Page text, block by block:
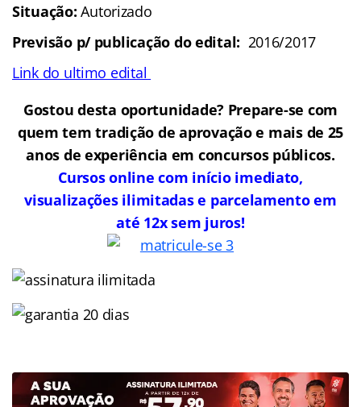
Situação:Autorizado
Previsão p/ publicação do edital: 2016/2017
Link do ultimo edital
Gostou desta oportunidade? Prepare-se com
quem tem tradição de aprovação e mais de 25
anos de experiência em concursos públicos.
Cursos online com início imediato,
visualizações ilimitadas e parcelamento em
até 12x sem juros!